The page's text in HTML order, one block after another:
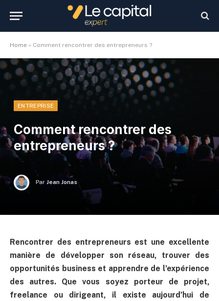
Home » Comment rencontrer des entrepreneurs ?
ENTREPRISE
Comment rencontrer des
entrepreneurs ?
Par Jean Jonas
Rencontrer des entrepreneurs est une excellente
manière de développer son réseau, trouver des
opportunités business et apprendre de l’expérience
des autres. Que vous soyez porteur de projet,
freelance ou dirigeant, il existe aujourd’hui de